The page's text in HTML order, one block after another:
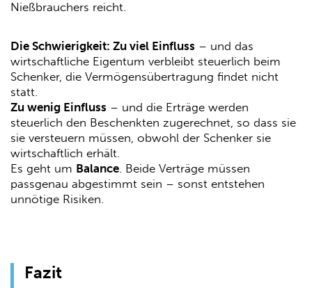
Nießbrauchers reicht.
Die Schwierigkeit: Zu viel Einfluss – und das
wirtschaftliche Eigentum verbleibt steuerlich beim
Schenker, die Vermögensübertragung findet nicht
statt.
Zu wenig Einfluss – und die Erträge werden
steuerlich den Beschenkten zugerechnet, so dass sie
sie versteuern müssen, obwohl der Schenker sie
wirtschaftlich erhält.
Es geht um Balance . Beide Verträge müssen
passgenau abgestimmt sein – sonst entstehen
unnötige Risiken.
Fazit